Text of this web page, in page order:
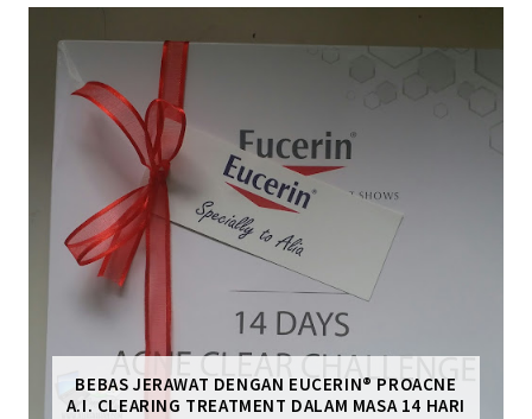
BEBAS JERAWAT DENGAN EUCERIN® PROACNE
A.I. CLEARING TREATMENT DALAM MASA 14 HARI